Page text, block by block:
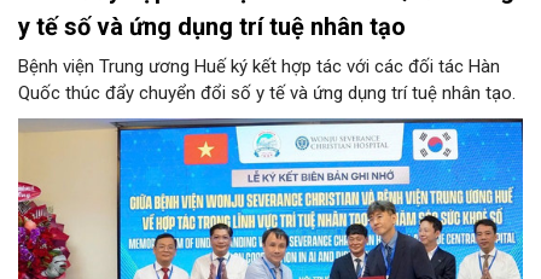
y tế số và ứng dụng trí tuệ nhân tạo
Bệnh viện Trung ương Huế ký kết hợp tác với các đối tác Hàn
Quốc thúc đẩy chuyển đổi số y tế và ứng dụng trí tuệ nhân tạo.